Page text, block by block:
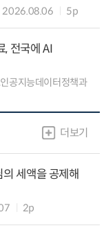
2026.08.06 5p
, 전국에 AI
공지능데이터정책과
더보기
세액을 공제해
2p